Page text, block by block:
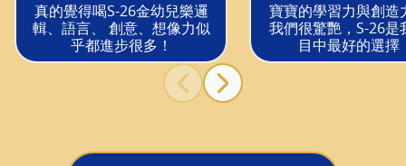
真的覺得喝S-26金幼兒樂邏
輯、語言、 創意、想像力似
乎都進步很多！
寶寶的學習力與創造
我們很驚艷，S-26是
目中最好的選擇